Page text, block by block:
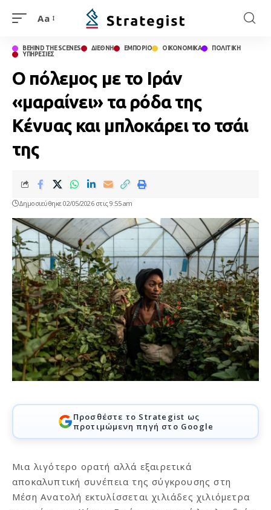
Aa
BEHIND THE SCENES ΔΙΕΘΝΗ ΕΜΠΟΡΙΟ ΟΙΚΟΝΟΜΙΚΑ
ΠΟΛΙΤΙΚΗ
ΥΠΗΡΕΣΙΕΣ
Ο πόλεμος με το Ιράν
«μαραίνει» τα ρόδα της
Κένυας και μπλοκάρει το τσάι
της
Δημοσιεύθηκε 02/05/2026 στις 9:55 am
Προσθέστε το Strategist ως
προτιμώμενη πηγή στο Google
Μια λιγότερο ορατή αλλά εξαιρετικά
αποκαλυπτική συνέπεια της σύγκρουσης στη
Μέση Ανατολή εκτυλίσσεται χιλιάδες χιλιόμετρα